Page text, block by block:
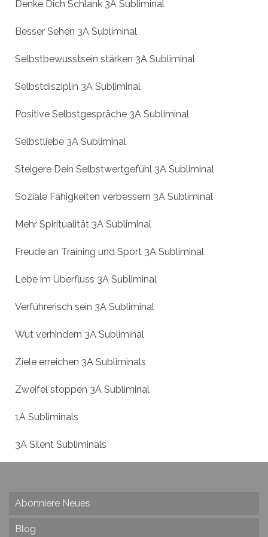
Denke Dich Schlank 3A Subliminal
Besser Sehen 3A Subliminal
Selbstbewusstsein stärken 3A Subliminal
Selbstdisziplin 3A Subliminal
Positive Selbstgespräche 3A Subliminal
Selbstliebe 3A Subliminal
Steigere Dein Selbstwertgefühl 3A Subliminal
Soziale Fähigkeiten verbessern 3A Subliminal
Mehr Spiritualität 3A Subliminal
Freude an Training und Sport 3A Subliminal
Lebe im Überfluss 3A Subliminal
Verführerisch sein 3A Subliminal
Wut verhindern 3A Subliminal
Ziele erreichen 3A Subliminals
Zweifel stoppen 3A Subliminal
1A Subliminals
3A Silent Subliminals
Abonniere Neues
Blog